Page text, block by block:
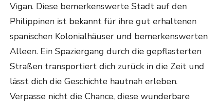
Vigan. Diese bemerkenswerte Stadt auf den
Philippinen ist bekannt für ihre gut erhaltenen
spanischen Kolonialhäuser und bemerkenswerten
Alleen. Ein Spaziergang durch die gepflasterten
Straßen transportiert dich zurück in die Zeit und
lässt dich die Geschichte hautnah erleben.
Verpasse nicht die Chance, diese wunderbare